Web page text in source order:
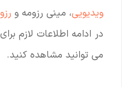
ویدیویی، مینی رزومه و
در ادامه اطلاعات لازم
می توانید مشاهده کنید.